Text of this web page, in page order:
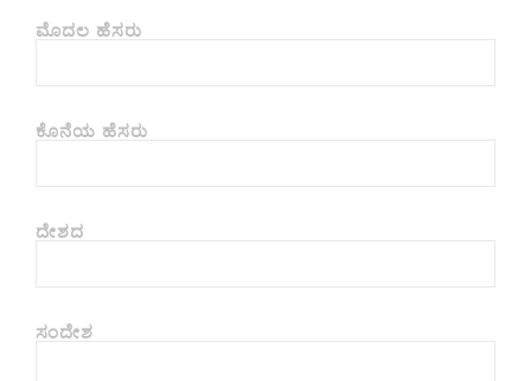
ಮೊದಲ ಹೆಸರು
ಕೊನೆಯ ಹೆಸರು
ದೇಶದ
ಸಂದೇಶ